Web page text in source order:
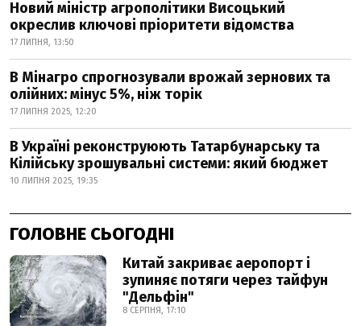
Новий міністр агрополітики Висоцький
окреслив ключові пріоритети відомства
17 ЛИПНЯ, 13:50
В Мінагро спрогнозували врожай зернових та
олійних: мінус 5%, ніж торік
17 ЛИПНЯ 2025, 12:20
В Україні реконструюють Татарбунарську та
Кілійську зрошувальні системи: який бюджет
10 ЛИПНЯ 2025, 19:35
ГОЛОВНЕ СЬОГОДНІ
Китай закриває аеропорт і
зупиняє потяги через тайфун
"Дельфін"
8 СЕРПНЯ, 17:10